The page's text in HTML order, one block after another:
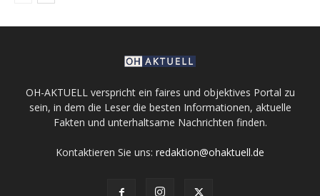
OH-AKTUELL verspricht ein faires und objektives Portal zu
sein, in dem die Leser die besten Informationen, aktuelle
Fakten und unterhaltsame Nachrichten finden.
Kontaktieren Sie uns: redaktion@ohaktuell.de